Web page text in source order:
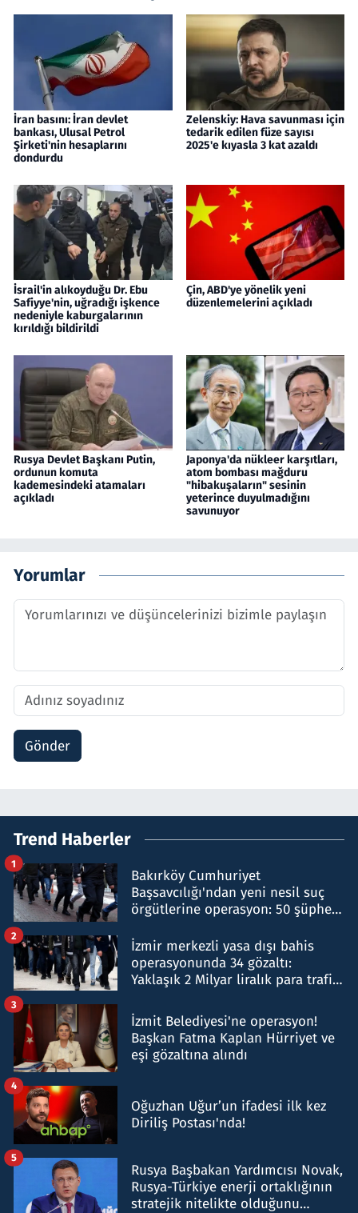
İran basını: İran devlet
bankası, Ulusal Petrol
Şirketi'nin hesaplarını
dondurdu
Zelenskiy: Hava savunması için
tedarik edilen füze sayısı
2025'e kıyasla 3 kat azaldı
İsrail'in alıkoyduğu Dr. Ebu
Safiyye'nin, uğradığı işkence
nedeniyle kaburgalarının
kırıldığı bildirildi
Çin, ABD'ye yönelik yeni
düzenlemelerini açıkladı
Rusya Devlet Başkanı Putin,
ordunun komuta
kademesindeki atamaları
açıkladı
Japonya'da nükleer karşıtları,
atom bombası mağduru
"hibakuşaların" sesinin
yeterince duyulmadığını
savunuyor
Yorumlar
Gönder
Trend Haberler
Bakırköy Cumhuriyet
Başsavcılığı'ndan yeni nesil suç
örgütlerine operasyon: 50 şüpheli
1
İzmir merkezli yasa dışı bahis
operasyonunda 34 gözaltı:
Yaklaşık 2 Milyar liralık para trafiği
2
İzmit Belediyesi'ne operasyon!
Başkan Fatma Kaplan Hürriyet ve
eşi gözaltına alındı
3
Oğuzhan Uğur’un ifadesi ilk kez
Diriliş Postası'nda!
4
Rusya Başbakan Yardımcısı Novak,
Rusya-Türkiye enerji ortaklığının
stratejik nitelikte olduğunu
5